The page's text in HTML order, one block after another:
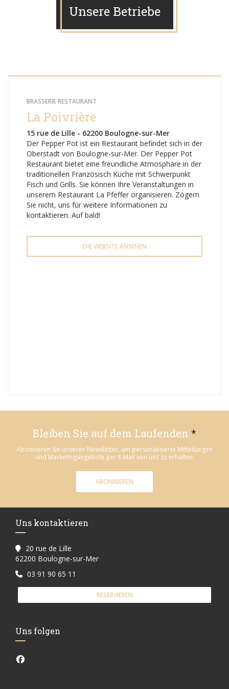
Unsere Betriebe
BRASSERIE RESTAURANT
La Poivrière
15 rue de Lille - 62200 Boulogne-sur-Mer
Der Pepper Pot ist ein Restaurant befindet sich in der
Oberstadt von Boulogne-sur-Mer. Der Pepper Pot
Restaurant bietet eine freundliche Atmosphäre in der
traditionellen Französisch Küche mit Schwerpunkt
Fisch und Grills. Sie können Ihre Veranstaltungen in
unserem Restaurant La Pfeffer organisieren. Zögern
Sie nicht, uns für weitere Informationen zu
kontaktieren. Auf bald!
DIE WEBSITE ANSEHEN
Bleiben Sie auf dem Laufenden *
Abonnieren Sie unseren Newsletter, um personalisierte Mitteilungen
und Marketingangebote per E-Mail von uns zu erhalten.
ABONNIEREN
Uns kontaktieren
20 rue de Lille
62200 Boulogne-sur-Mer((öffnet ein neues Fenster))
03 91 90 65 11
RESERVIEREN
Uns folgen
Facebook ((öffnet ein neues Fenster))